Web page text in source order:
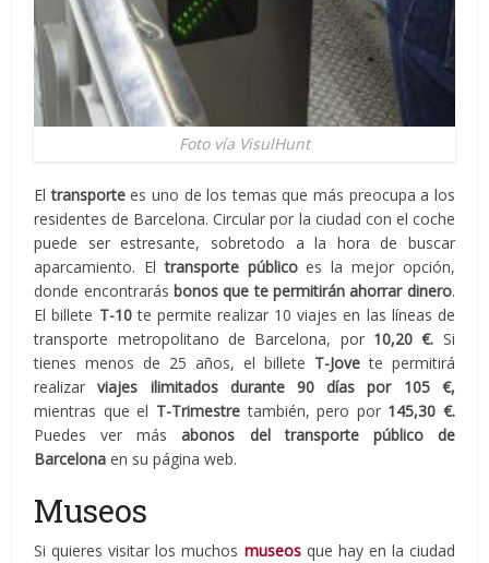
Foto vía VisulHunt
El transportees uno de los temas que más preocupa a los
residentes de Barcelona. Circular por la ciudad con el coche
puede ser estresante, sobretodo a la hora de buscar
aparcamiento. Eltransporte públicoes la mejor opción,
donde encontrarás bonos que te permitirán ahorrar dinero.
El billete T-10te permite realizar 10 viajes en las líneas de
transporte metropolitano de Barcelona, por 10,20 €. Si
tienes menos de 25 años, el billete T-Jovete permitirá
realizarviajes ilimitados durante 90 días por 105 €,
mientras que el T-Trimestretambién, pero por145,30 €.
Puedes ver másabonos del transporte público de
Barcelona en su página web.
Museos
Si quieres visitar los muchos museosque hay en la ciudad